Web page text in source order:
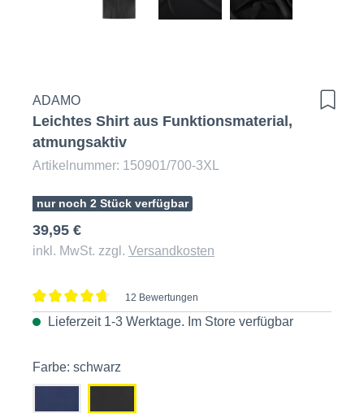
ADAMO
Leichtes Shirt aus Funktionsmaterial,
atmungsaktiv
Artikelnummer: 150901/700-3XL
nur noch 2 Stück verfügbar
39,95 €
inkl. MwSt. zzgl. Versandkosten
Durchschnittliche Bewertung von 4.8 von 5 Sternen
12 Bewertungen
Lieferzeit 1-3 Werktage. Im Store verfügbar
Farbe: schwarz